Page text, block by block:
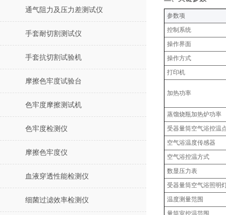
通气阻力及压力差测试仪
手套耐切割测试仪
手套抗切割试验机
摩擦色牢度试验台
色牢度摩擦测试机
色牢度检测仪
摩擦色牢度仪
血液穿透性能检测仪
细菌过滤效率检测仪
‌参数项‌
控制系统
操作界面
操作方式
打印机
加热功率
蒸馏烧瓶加热炉功率
受器量筒空气浴控温
空气浴温度传感器
空气浴控温方式
数显压力表
受器量筒空气浴照明
温度测量范围
量筒室控温范围